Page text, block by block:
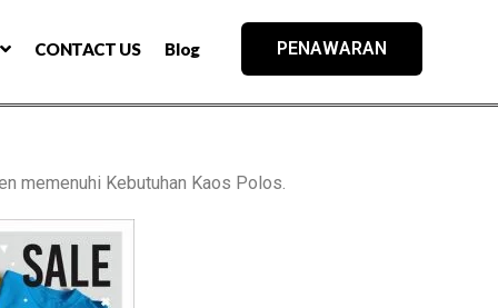
CONTACT US Blog PENAWARAN
memenuhi Kebutuhan Kaos Polos.